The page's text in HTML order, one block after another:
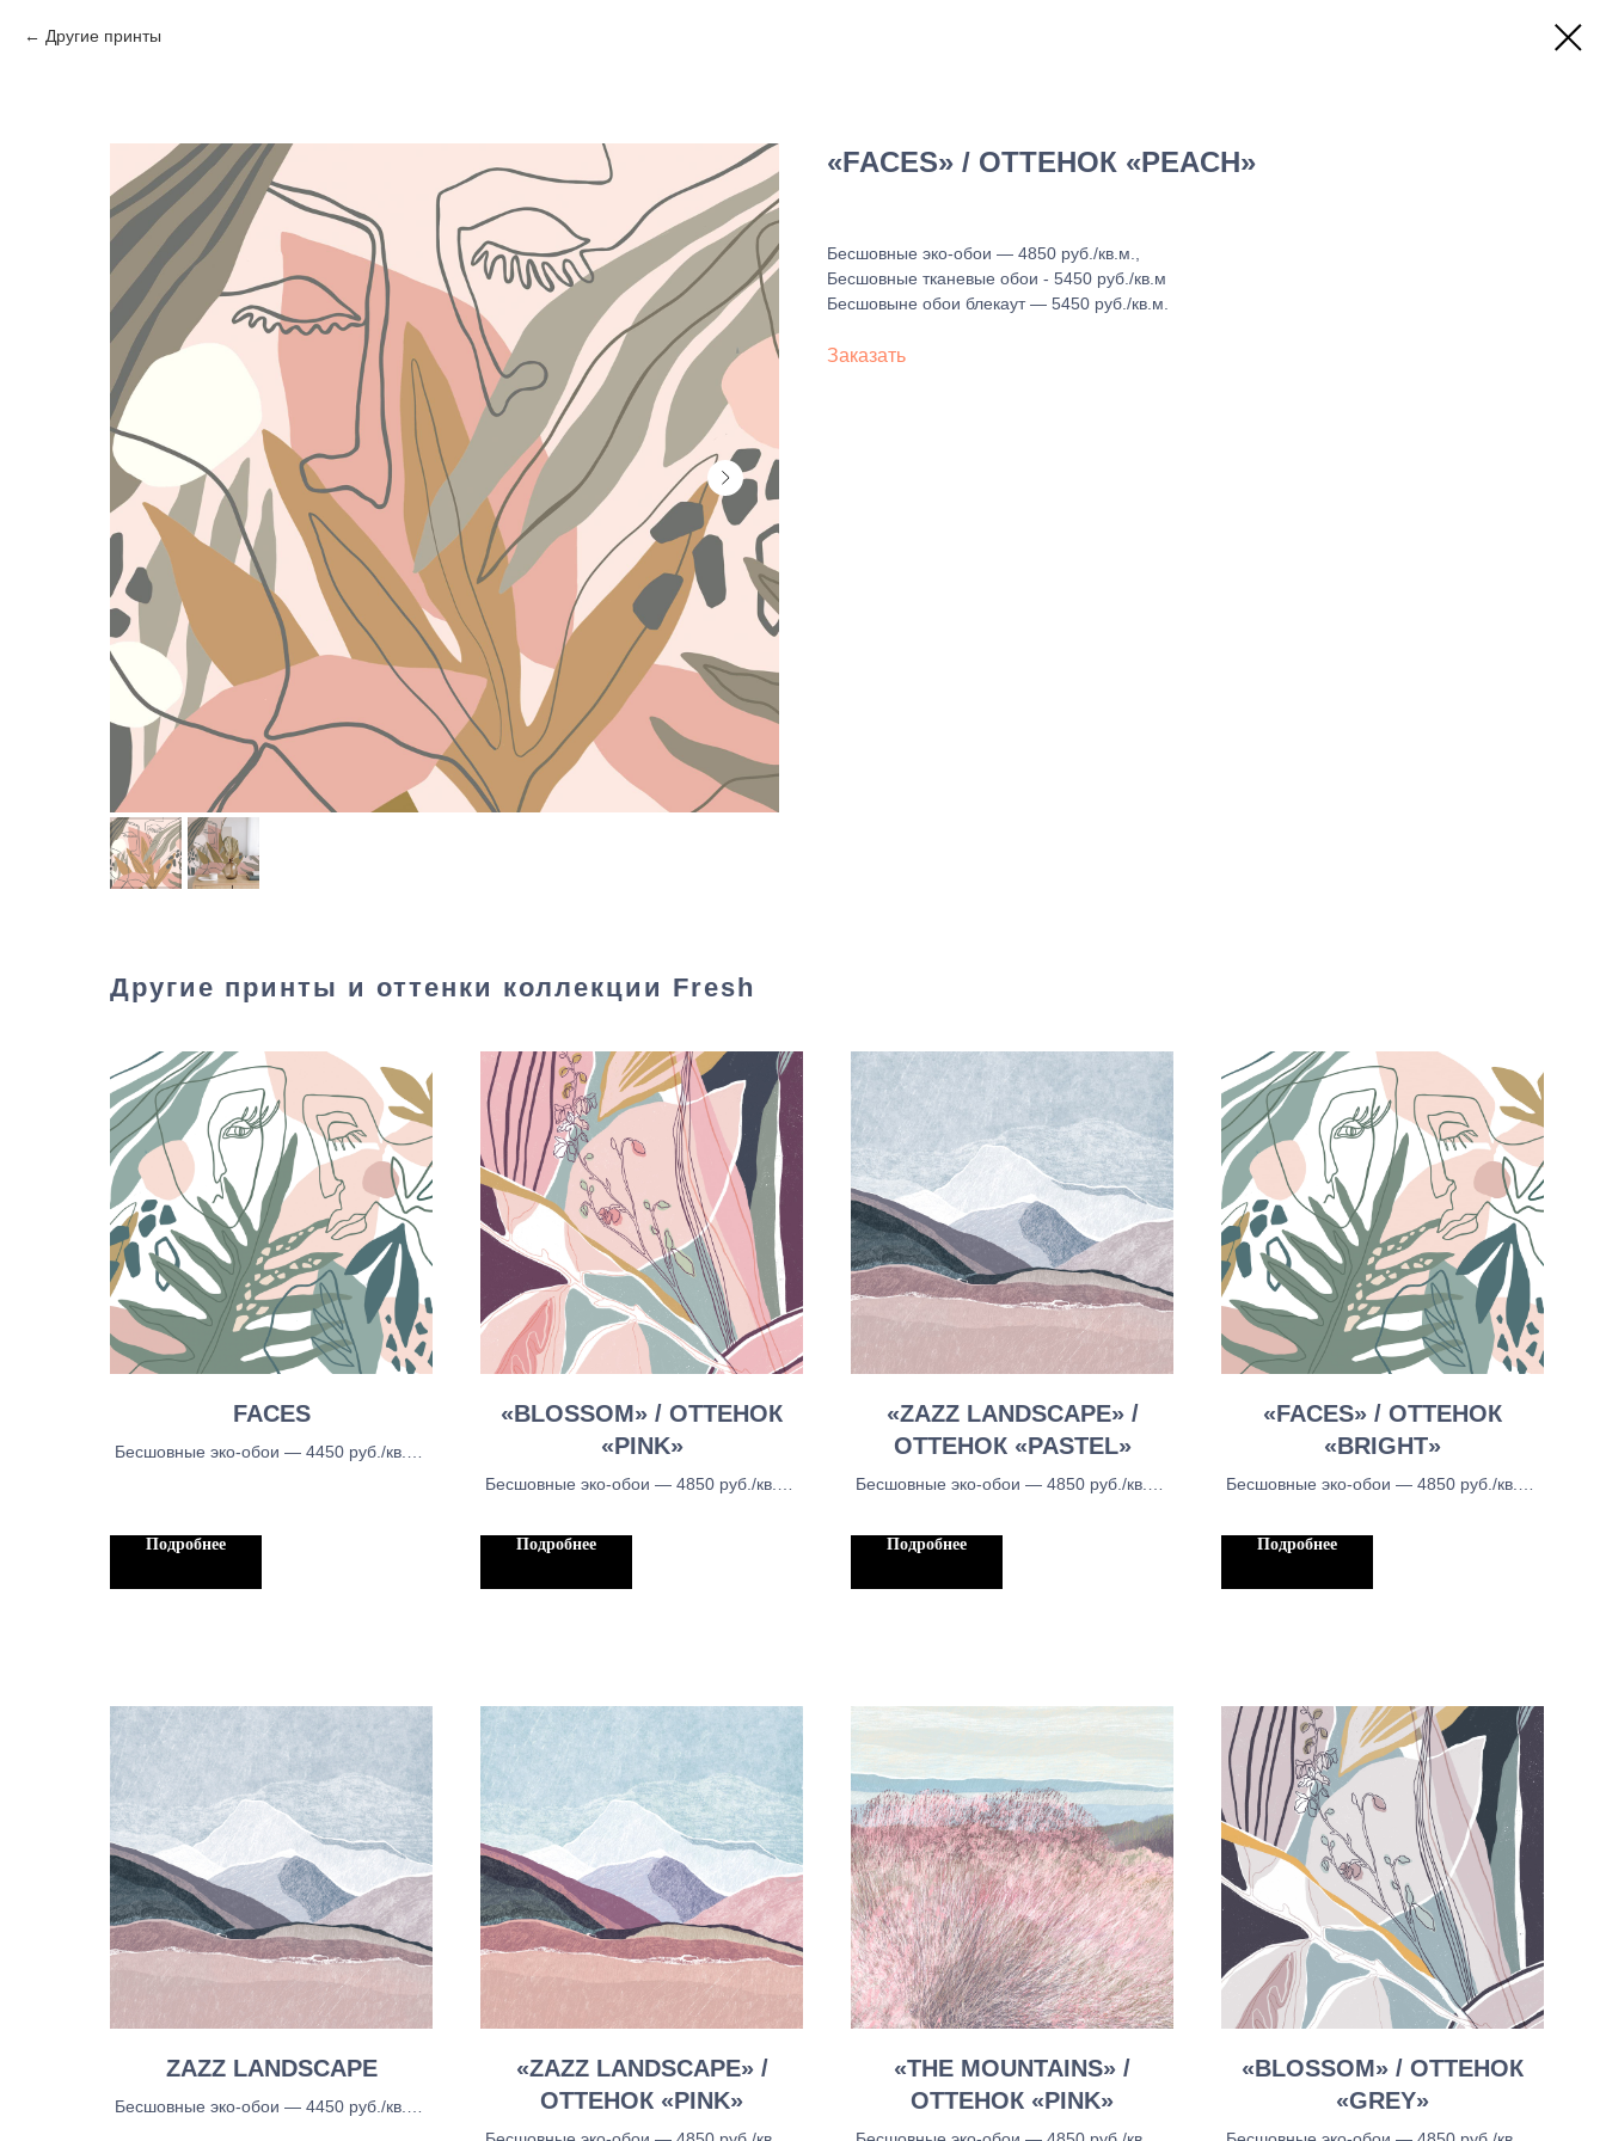
Другие принты
«FACES» / ОТТЕНОК «PEACH»
Бесшовные эко-обои — 4850 руб./кв.м.,
Бесшовные тканевые обои - 5450 руб./кв.м
Бесшовыне обои блекаут — 5450 руб./кв.м.
Заказать
Другие принты и оттенки коллекции Fresh
FACES
Бесшовные эко-обои — 4450 руб./кв.м.,
Подробнее
«BLOSSOM» / ОТТЕНОК
«PINK»
Бесшовные эко-обои — 4850 руб./кв.м.,
кв.м, Бесшовыне обои блекаут — 5450
Подробнее
«ZAZZ LANDSCAPE» /
ОТТЕНОК «PASTEL»
Бесшовные эко-обои — 4850 руб./кв.м.,
кв.м, Бесшовыне обои блекаут — 5450
Подробнее
«FACES» / ОТТЕНОК
«BRIGHT»
Бесшовные эко-обои — 4850 руб./кв.м.,
кв.м, Бесшовыне обои блекаут — 5450
Подробнее
ZAZZ LANDSCAPE
Бесшовные эко-обои — 4450 руб./кв.м.,
«ZAZZ LANDSCAPE» /
ОТТЕНОК «PINK»
«THE MOUNTAINS» /
ОТТЕНОК «PINK»
«BLOSSOM» / ОТТЕНОК
«GREY»